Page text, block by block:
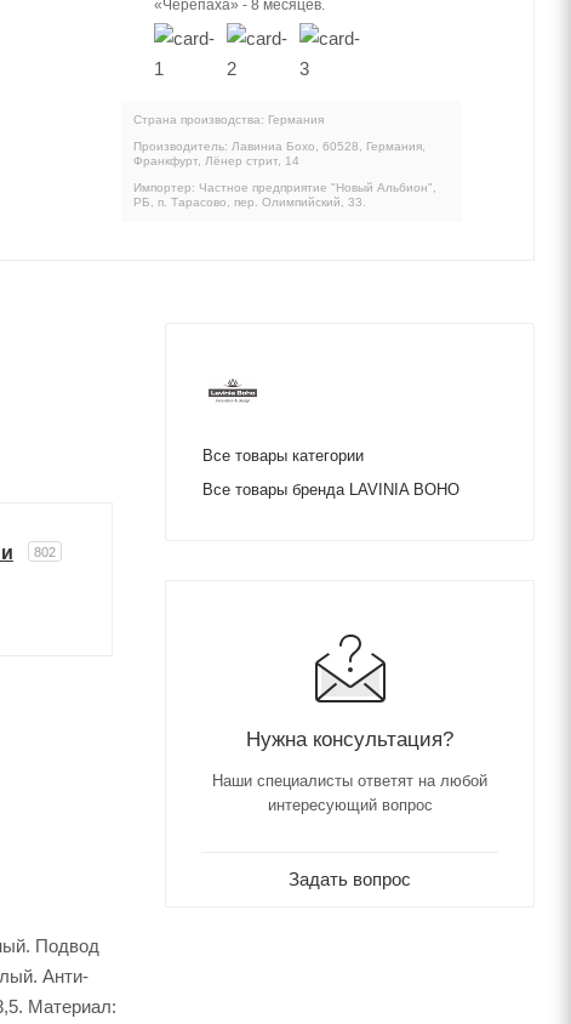
«Черепаха» - 8 месяцев.
Страна производства: Германия
Производитель: Лавиниа Бохо, 60528, Германия,
Франкфурт, Лёнер стрит, 14
Импортер: Частное предприятие "Новый Альбион",
РБ, п. Тарасово, пер. Олимпийский, 33.
802
Подвод
Анти-
Материал:
Все товары категории
Все товары бренда LAVINIA BOHO
Нужна консультация?
Наши специалисты ответят на любой
интересующий вопрос
Задать вопрос